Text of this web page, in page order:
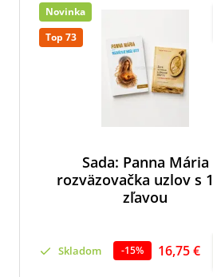
Novinka
Top 73
Sada: Panna Mária
rozväzovačka uzlov s
zľavou
Skladom -15% 16,75 €